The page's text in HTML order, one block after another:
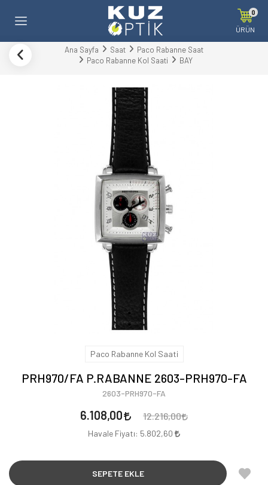
0
ÜRÜN
Ana Sayfa Saat
Paco Rabanne Saat
Paco Rabanne Kol Saati
BAY
Paco Rabanne Kol Saati
PRH970/FA P.RABANNE 2603-PRH970-FA
2603-PRH970-FA
6.108,00 12.216,00
Havale Fiyatı: 5.802,60
SEPETE EKLE